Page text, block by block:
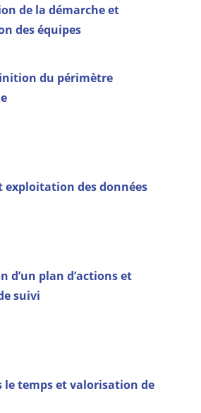
de la démarche et
des équipes
du périmètre
exploitation des données
d’un plan d’actions et
suivi
le temps et valorisation de